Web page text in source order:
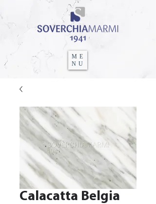
ME
NU
Calacatta Belgia